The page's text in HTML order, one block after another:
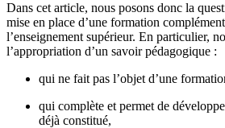
Dans cet article, nous posons donc la
mise en place d’une formation
l’enseignement supérieur. En particulier,
l’appropriation d’un savoir pédagogique :
qui ne fait pas l’objet d’une
qui complète et permet de
déjà constitué,